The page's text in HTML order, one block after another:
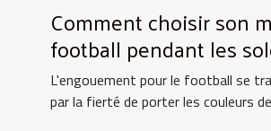
Comment choisir son
football pendant les
grande envergure
L'engouement pour le football se
par la fierté de porter les couleurs